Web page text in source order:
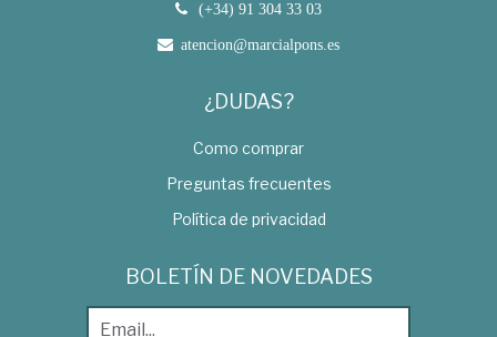
(+34) 91 304 33 03
atencion@marcialpons.es
¿DUDAS?
Como comprar
Preguntas frecuentes
Política de privacidad
BOLETÍN DE NOVEDADES